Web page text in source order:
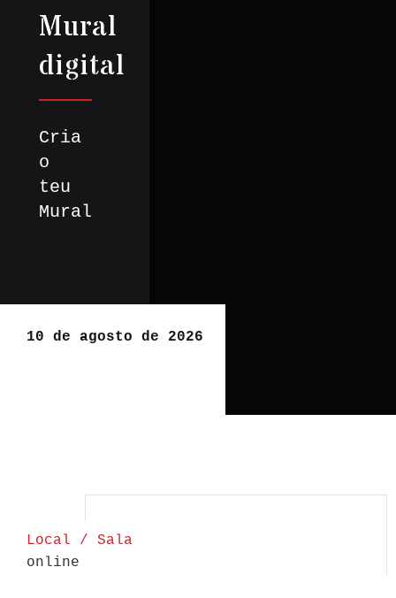
Mural
digital
Cria
o
teu
Mural
10 de agosto de 2026
Local / Sala
online